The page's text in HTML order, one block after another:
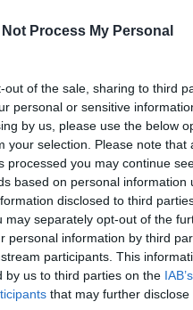
Not Process My Personal
out of the sale, sharing to third
personal or sensitive
by us, please use the below
your selection. Please note that
processed you may continue
based on personal information
disclosed to third
may separately opt-out of the
personal information by third
participants. This
by us to third parties on the
that may further
αγόρι
σημεία
οι
τον πνιγμό
Ζέστη
άνεμοι,
«Red
για